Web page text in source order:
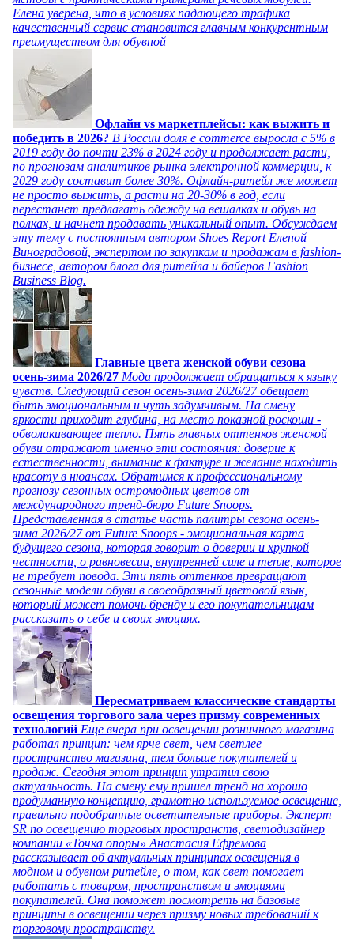
Елена уверена, что в условиях падающего трафика
качественный сервис становится главным конкурентным
преимуществом для обувной
Офлайн vs маркетплейсы: как выжить и
победить в 2026? В России доля e commerce выросла с 5% в
2019 году до почти 23% в 2024 году и продолжает расти,
по прогнозам аналитиков рынка электронной коммерции, к
2029 году составит более 30%. Офлайн-ритейл же может
не просто выжить, а расти на 20-30% в год, если
перестанет предлагать одежду на вешалках и обувь на
полках, и начнет продавать уникальный опыт. Обсуждаем
эту тему с постоянным автором Shoes Report Еленой
Виноградовой, экспертом по закупкам и продажам в fashion-
бизнесе, автором блога для ритейла и байеров Fashion
Business Blog.
Главные цвета женской обуви сезона
осень-зима 2026/27 Мода продолжает обращаться к языку
чувств. Следующий сезон осень-зима 2026/27 обещает
быть эмоциональным и чуть задумчивым. На смену
яркости приходит глубина, на место показной роскоши -
обволакивающее тепло. Пять главных оттенков женской
обуви отражают именно эти состояния: доверие к
естественности, внимание к фактуре и желание находить
красоту в нюансах. Обратимся к профессиональному
прогнозу сезонных остромодных цветов от
международного тренд-бюро Future Snoops.
Представленная в статье часть палитры сезона осень-
зима 2026/27 от Future Snoops - эмоциональная карта
будущего сезона, которая говорит о доверии и хрупкой
честности, о равновесии, внутренней силе и тепле, которое
не требует повода. Эти пять оттенков превращают
сезонные модели обуви в своеобразный цветовой язык,
который может помочь бренду и его покупательницам
рассказать о себе и своих эмоциях.
Пересматриваем классические стандарты
освещения торгового зала через призму современных
технологий Еще вчера при освещении розничного магазина
работал принцип: чем ярче свет, чем светлее
пространство магазина, тем больше покупателей и
продаж. Сегодня этот принцип утратил свою
актуальность. На смену ему пришел тренд на хорошо
продуманную концепцию, грамотно используемое освещение,
правильно подобранные осветительные приборы. Эксперт
SR по освещению торговых пространств, светодизайнер
компании «Точка опоры» Анастасия Ефремова
рассказывает об актуальных принципах освещения в
модном и обувном ритейле, о том, как свет помогает
работать с товаром, пространством и эмоциями
покупателей. Она поможет посмотреть на базовые
принципы в освещении через призму новых требований к
торговому пространству.